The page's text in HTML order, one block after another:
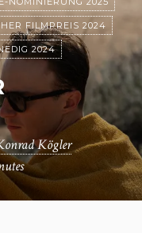
FILMPREIS 2024
2024
Kögler